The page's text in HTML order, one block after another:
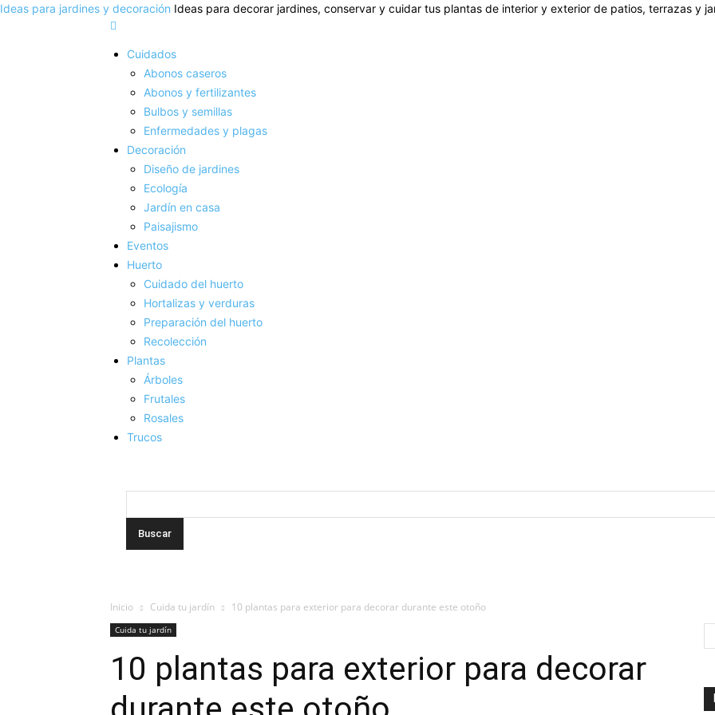
Ideas para jardines y decoración Ideas para decorar jardines, conservar y cuidar tus plantas de interior y exterior de patios, terrazas y
Cuidados
Abonos caseros
Abonos y fertilizantes
Bulbos y semillas
Enfermedades y plagas
Decoración
Diseño de jardines
Ecología
Jardín en casa
Paisajismo
Eventos
Huerto
Cuidado del huerto
Hortalizas y verduras
Preparación del huerto
Recolección
Plantas
Árboles
Frutales
Rosales
Trucos
Inicio Cuida tu jardín 10 plantas para exterior para decorar durante este otoño
Cuida tu jardín
10 plantas para exterior para decorar